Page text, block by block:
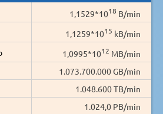
1,1529*1018 B/min
1,1259*1015 kB/min
1,0995*1012 MB/min
1.073.700.000 GB/min
1.048.600 TB/min
1.024,0 PB/min